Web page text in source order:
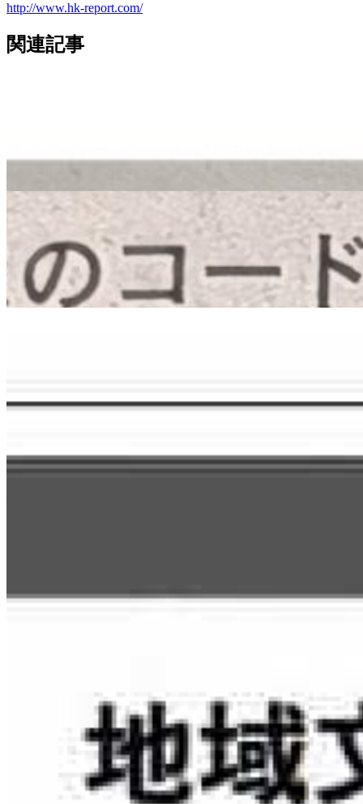
http://www.hk-report.com/
関連記事
メディア掲載
中国新聞朝刊に「地場企業人を職場内訓練 AI人材
広島市内に育成拠点」が掲載されました
2025.11.11
CodeFoxについてもっと知る
AIコンテンツ生産工場
CTO as a Service (技術アドバイザリー)
出向教育
DXリーダー育成